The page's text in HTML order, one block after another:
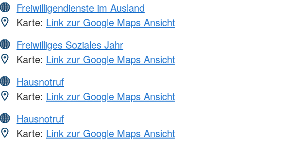
Freiwilligendienste im Ausland
Karte: Link zur Google Maps Ansicht
Freiwilliges Soziales Jahr
Karte: Link zur Google Maps Ansicht
Hausnotruf
Karte: Link zur Google Maps Ansicht
Hausnotruf
Karte: Link zur Google Maps Ansicht